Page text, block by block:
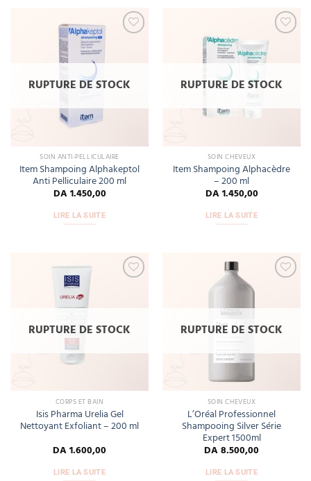
RUPTURE DE STOCK
SOIN ANTI-PELLICULAIRE
Item Shampoing Alphakeptol
Anti Pelliculaire 200 ml
DA1.450,00
LIRE LA SUITE
RUPTURE DE STOCK
SOIN CHEVEUX
Item Shampoing Alphacèdre
– 200 ml
DA1.450,00
LIRE LA SUITE
RUPTURE DE STOCK
CORPS ET BAIN
Isis Pharma Urelia Gel
Nettoyant Exfoliant – 200 ml
DA1.600,00
LIRE LA SUITE
RUPTURE DE STOCK
SOIN CHEVEUX
L’Oréal Professionnel
Shampooing Silver Série
Expert 1500ml
DA8.500,00
LIRE LA SUITE